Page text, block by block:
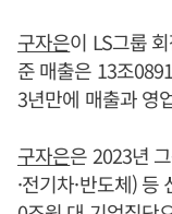
구자은이 LS그룹
준 매출은 13조
3년만에 매출과 영
구자은은 2023년
·전기차·반도체)